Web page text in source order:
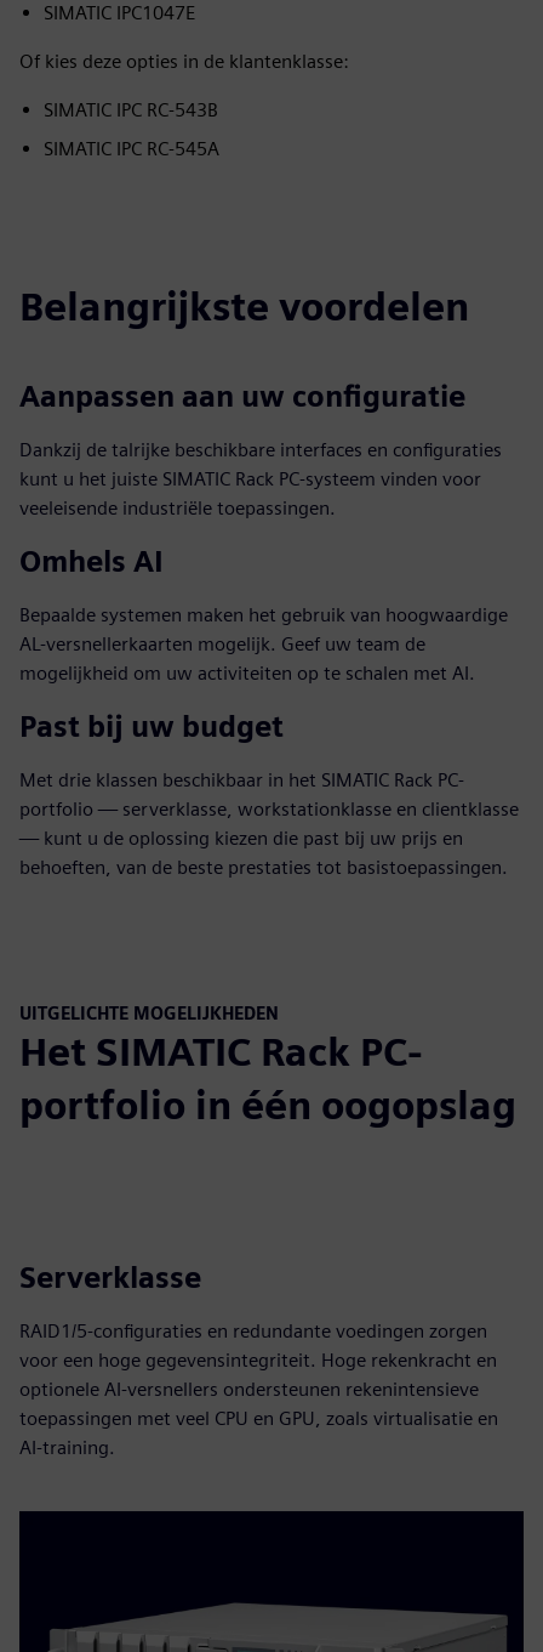
SIMATIC IPC1047E
Of kies deze opties in de klantenklasse:
SIMATIC IPC RC-543B
SIMATIC IPC RC-545A
Belangrijkste voordelen
Aanpassen aan uw configuratie
Dankzij de talrijke beschikbare interfaces en configuraties
kunt u het juiste SIMATIC Rack PC-systeem vinden voor
veeleisende industriële toepassingen.
Omhels AI
Bepaalde systemen maken het gebruik van hoogwaardige
AL-versnellerkaarten mogelijk. Geef uw team de
mogelijkheid om uw activiteiten op te schalen met AI.
Past bij uw budget
Met drie klassen beschikbaar in het SIMATIC Rack PC-
portfolio — serverklasse, workstationklasse en clientklasse
— kunt u de oplossing kiezen die past bij uw prijs en
behoeften, van de beste prestaties tot basistoepassingen.
UITGELICHTE MOGELIJKHEDEN
Het SIMATIC Rack PC-
portfolio in één oogopslag
Serverklasse
RAID1/5-configuraties en redundante voedingen zorgen
voor een hoge gegevensintegriteit. Hoge rekenkracht en
optionele AI-versnellers ondersteunen rekenintensieve
toepassingen met veel CPU en GPU, zoals virtualisatie en
AI-training.